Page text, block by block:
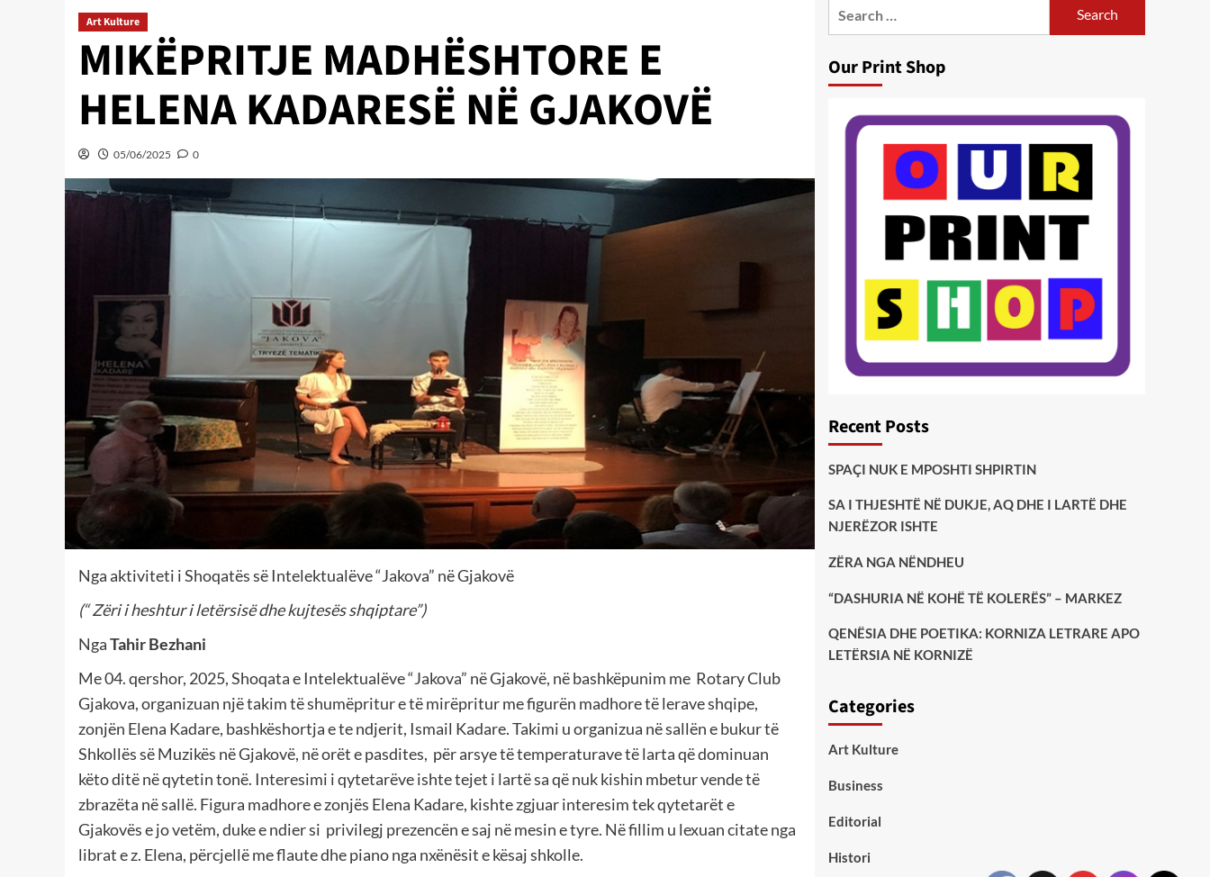
Art Kulture
MIKËPRITJE MADHËSHTORE E
HELENA KADARESË NË GJAKOVË
05/06/2025 0
Nga aktiviteti i Shoqatës së Intelektualëve “Jakova” në Gjakovë
(“ Zëri i heshtur i letërsisë dhe kujtesës shqiptare”)
NgaTahir Bezhani
Me 04. qershor, 2025, Shoqata e Intelektualëve “Jakova” në Gjakovë, në bashkëpunim me Rotary Club
Gjakova, organizuan një takim të shumëpritur e të mirëpritur me figurën madhore të lerave shqipe,
zonjën Elena Kadare, bashkëshortja e te ndjerit, Ismail Kadare. Takimi u organizua në sallën e bukur të
Shkollës së Muzikës në Gjakovë, në orët e pasdites, për arsye të temperaturave të larta që dominuan
këto ditë në qytetin tonë. Interesimi i qytetarëve ishte tejet i lartë sa që nuk kishin mbetur vende të
zbrazëta në sallë. Figura madhore e zonjës Elena Kadare, kishte zgjuar interesim tek qytetarët e
Gjakovës e jo vetëm, duke e ndier si privilegj prezencën e saj në mesin e tyre. Në fillim u lexuan citate nga
librat e z. Elena, përcjellë me flaute dhe piano nga nxënësit e kësaj shkolle.
Our Print Shop
Recent Posts
SPAÇI NUK E MPOSHTI SHPIRTIN
SA I THJESHTË NË DUKJE, AQ DHE I LARTË DHE
NJERËZOR ISHTE
ZËRA NGA NËNDHEU
“DASHURIA NË KOHË TË KOLERËS” – MARKEZ
QENËSIA DHE POETIKA: KORNIZA LETRARE APO
LETËRSIA NË KORNIZË
Categories
Art Kulture
Business
Editorial
Histori